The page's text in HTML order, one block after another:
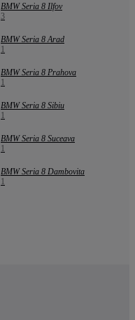
BMW Seria 8 Ilfov
3
BMW Seria 8 Arad
1
BMW Seria 8 Prahova
1
BMW Seria 8 Sibiu
1
BMW Seria 8 Suceava
1
BMW Seria 8 Dambovita
1